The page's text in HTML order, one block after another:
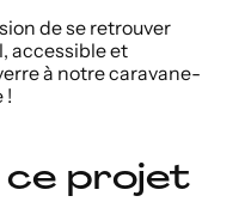
de se retrouver
accessible et
à notre caravane-
!
ce projet